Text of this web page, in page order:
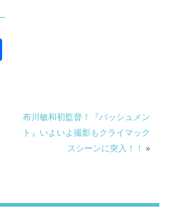
布川敏和初監督！『バッシュメン
ト』いよいよ撮影もクライマック
スシーンに突入！！ »